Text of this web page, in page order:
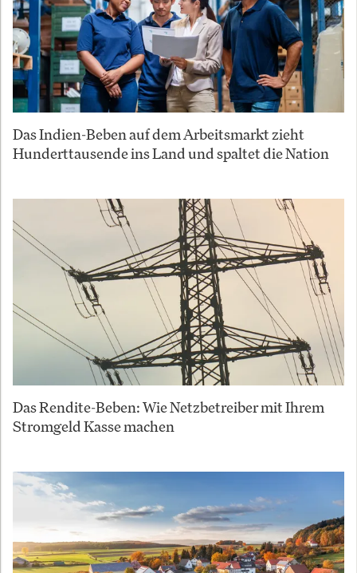
Das Indien-Beben auf dem Arbeitsmarkt zieht
Hunderttausende ins Land und spaltet die Nation
Das Rendite-Beben: Wie Netzbetreiber mit Ihrem
Stromgeld Kasse machen